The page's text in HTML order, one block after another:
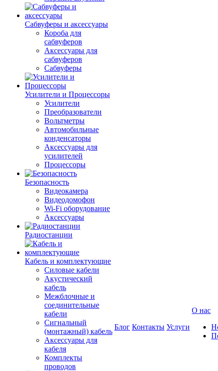
Сабвуферы и аксессуары
Короба для
сабвуферов
Аксессуары для
сабвуферов
Сабвуферы
Усилители и Процессоры
Усилители
Преобразователи
Вольтметры
Автомобильные
конденсаторы
Аксессуары для
усилителей
Процессоры
Безопасность
Видеокамера
Видеодомофон
Wi-Fi оборудование
Аксессуары
Радиостанции
Кабель и комплектующие
Силовые кабели
Акустический
кабель
Межблочные и
соединительные
кабели
Сигнальный
(монтажный) кабель
Аксессуары для
кабеля
Комплекты
проводов
Блог Контакты Услуги
О нас